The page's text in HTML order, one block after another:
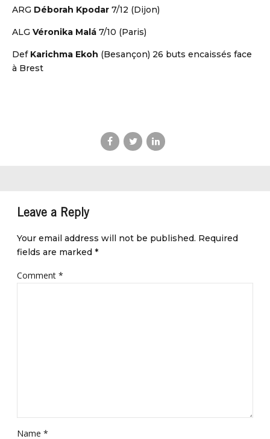
ARG Déborah Kpodar 7/12 (Dijon)
ALG Véronika Malá 7/10 (Paris)
Def Karichma Ekoh (Besançon) 26 buts encaissés face
à Brest
Leave a Reply
Your email address will not be published. Required
fields are marked *
Comment *
Name *